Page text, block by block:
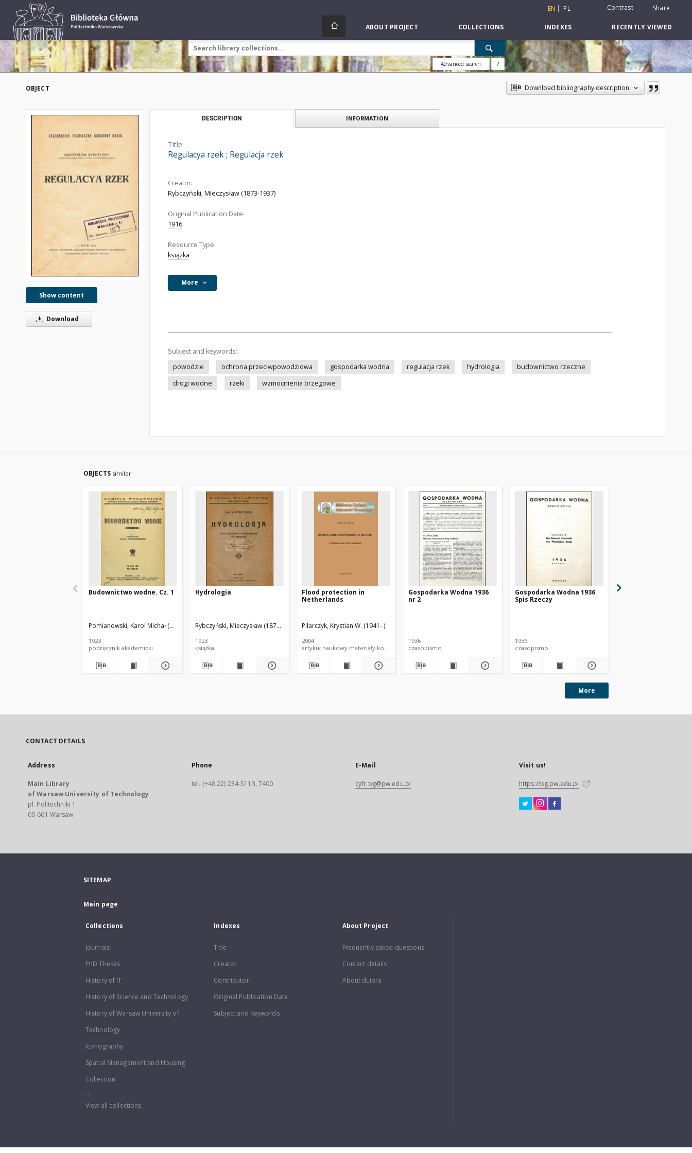
EN PL Contrast Share
ABOUT PROJECT COLLECTIONS INDEXES RECENTLY VIEWED
Advanced search ?
OBJECT Download bibliography description
Show content
Download
DESCRIPTION INFORMATION
Title:
Regulacya rzek ; Regulacja rzek
Creator:
Rybczyński, Mieczysław (1873-1937)
Original Publication Date:
1916
Resource Type:
książka
More
Subject and keywords:
powodzie
ochrona przeciwpowodziowa gospodarka wodna regulacja rzek hydrologia
budownictwo rzeczne
drogi wodne
rzeki wzmocnienia brzegowe
OBJECTS similar
Budownictwo wodne. Cz. 1
Pomianowski, Karol Michał (1874-1948)
1923
podręcznik akademicki
Hydrologia
Rybczyński, Mieczysław (1873-1937)
1923
książka
Flood protection in
Netherlands
Pilarczyk, Krystian W. (1941- )
2004
artykuł naukowy materiały konferencyjne
Gospodarka Wodna 1936
nr 2
1936
czasopismo
Gospodarka Wodna 1936
Spis Rzeczy
1936
czasopismo
More
CONTACT DETAILS
Address
Main Library
of Warsaw University of Technology
pl. Politechniki 1
00-661 Warsaw
Phone
tel. (+48 22) 234-5113, 7400
E-Mail
cyfr.bg@pw.edu.pl
Visit us!
https://bg.pw.edu.pl
SITEMAP
Main page
Collections
Journals
PhD Theses
History of IT
History of Science and Technology
History of Warsaw University of
Technology
Iconography
Spatial Management and Housing
Collection
...
View all collections
Indexes
Title
Creator
Contributor
Original Publication Date
Subject and Keywords
About Project
Frequently asked questions
Contact details
About dLibra